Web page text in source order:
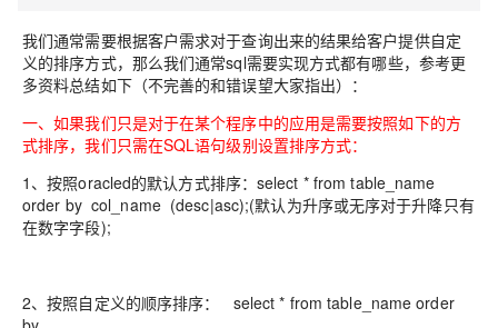
我们通常需要根据客户需求对于查询出来的结果给客户提供自定
义的排序方式，那么我们通常sql需要实现方式都有哪些，参考更
多资料总结如下（不完善的和错误望大家指出）：
一、如果我们只是对于在某个程序中的应用是需要按照如下的方
式排序，我们只需在SQL语句级别设置排序方式：
1、按照oracled的默认方式排序：select * from table_name
order by col_name (desc|asc);(默认为升序或无序对于升降只有
在数字字段);
2、按照自定义的顺序排序： select * from table_name order